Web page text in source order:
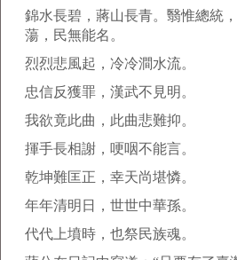
錦水長碧，蔣山長青。翳惟總統
蕩，民無能名。
烈烈悲風起，冷冷澗水流。
忠信反獲罪，漢武不見明。
我欲竟此曲，此曲悲難抑。
揮手長相謝，哽咽不能言。
乾坤難匡正，幸天尚堪憐。
年年清明日，世世中華孫。
代代上墳時，也祭民族魂。